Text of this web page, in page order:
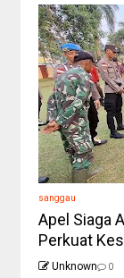
sanggau
Apel Siaga
Perkuat
Unknown 0